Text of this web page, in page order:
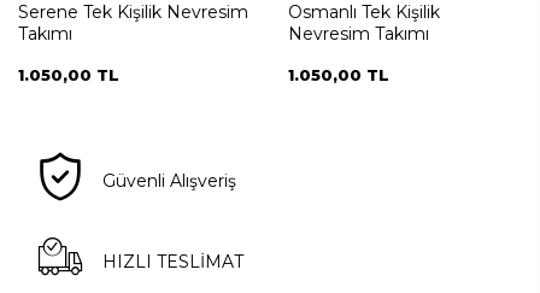
Serene Tek Kişilik Nevresim
Takımı
1.050,00 TL
Osmanlı Tek Kişilik
Nevresim Takımı
1.050,00 TL
Güvenli Alışveriş
HIZLI TESLİMAT